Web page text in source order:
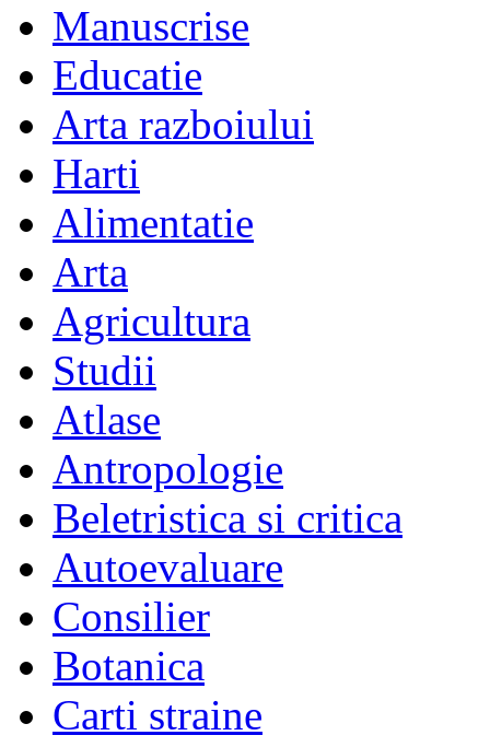
Manuscrise
Educatie
Arta razboiului
Harti
Alimentatie
Arta
Agricultura
Studii
Atlase
Antropologie
Beletristica si critica
Autoevaluare
Consilier
Botanica
Carti straine